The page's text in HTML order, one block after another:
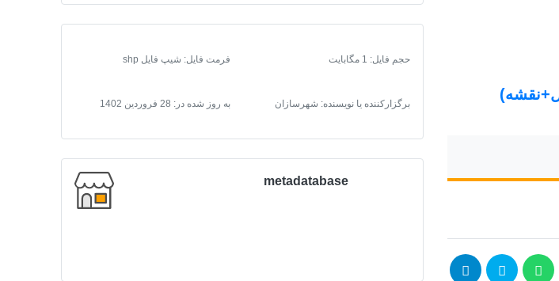
1401
عدد
حجم فایل: 1 مگابایت فرمت فایل: شیپ فایل shp
برگزارکننده یا نویسنده: شهرسازان به روز شده در: 28 فروردین 1402
metadatabase